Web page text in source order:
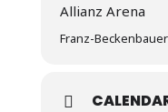
Allianz Arena
Franz-